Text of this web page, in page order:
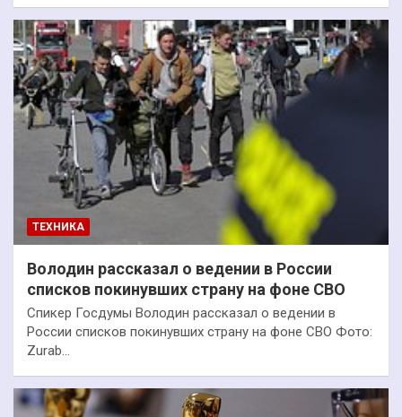
ТЕХНИКА
Володин рассказал о ведении в России
списков покинувших страну на фоне СВО
Спикер Госдумы Володин рассказал о ведении в
России списков покинувших страну на фоне СВО Фото:
Zurab…